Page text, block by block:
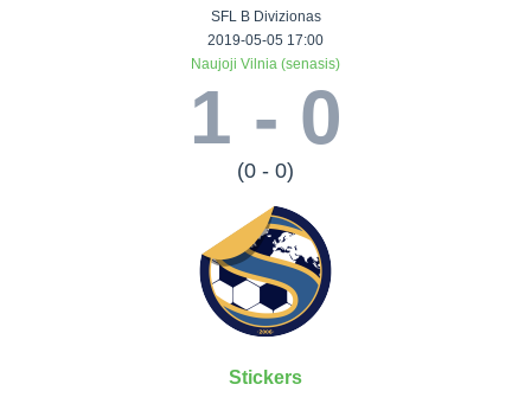
Vaikų lyga
futbolas
Senjorai 35+
Senjorai 45+
Futsal 45+
Select II
VRFS Futsal
Cup
Aukštaitijos
senjorų
čempionatas
SFL B Divizionas
2019-05-05 17:00
Naujoji Vilnia (senasis)
1 - 0
(0 - 0)
Stickers